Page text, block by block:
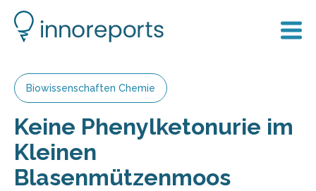
Biowissenschaften Chemie
Keine Phenylketonurie im
Kleinen
Blasenmützenmoos